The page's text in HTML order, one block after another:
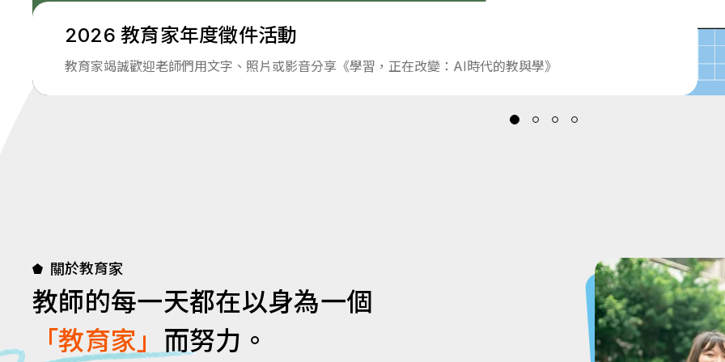
2026 教育家年度徵件活動
教育家竭誠歡迎老師們用文字、照片或影音分享《學習，正在改變：AI時代的教與學》
關於教育家
教師的每一天都在以身為一個
「教育家」 而努力。